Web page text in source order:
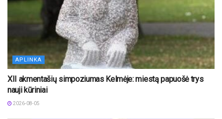
APLINKA
XII akmentašių simpoziumas Kelmėje: miestą papuošė trys
nauji kūriniai
2026-08-05